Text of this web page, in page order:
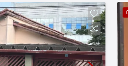
e jardinagem. Não
de conhecer este